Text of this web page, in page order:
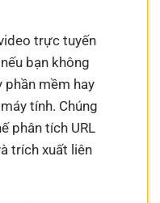
trực tuyến
bạn không
mềm hay
tính. Chúng
phân tích URL
trích xuất liên